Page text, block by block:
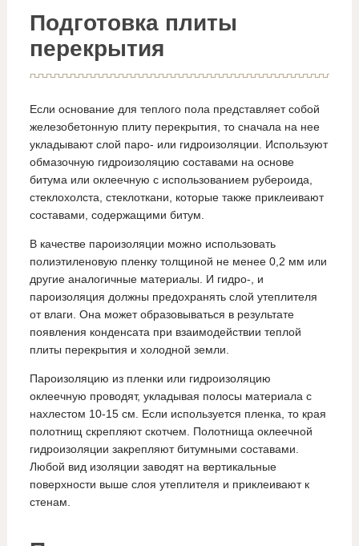
Подготовка плиты
перекрытия
Если основание для теплого пола представляет собой
железобетонную плиту перекрытия, то сначала на нее
укладывают слой паро- или гидроизоляции. Используют
обмазочную гидроизоляцию составами на основе
битума или оклеечную с использованием рубероида,
стеклохолста, стеклоткани, которые также приклеивают
составами, содержащими битум.
В качестве пароизоляции можно использовать
полиэтиленовую пленку толщиной не менее 0,2 мм или
другие аналогичные материалы. И гидро-, и
пароизоляция должны предохранять слой утеплителя
от влаги. Она может образовываться в результате
появления конденсата при взаимодействии теплой
плиты перекрытия и холодной земли.
Пароизоляцию из пленки или гидроизоляцию
оклеечную проводят, укладывая полосы материала с
нахлестом 10-15 см. Если используется пленка, то края
полотнищ скрепляют скотчем. Полотнища оклеечной
гидроизоляции закрепляют битумными составами.
Любой вид изоляции заводят на вертикальные
поверхности выше слоя утеплителя и приклеивают к
стенам.